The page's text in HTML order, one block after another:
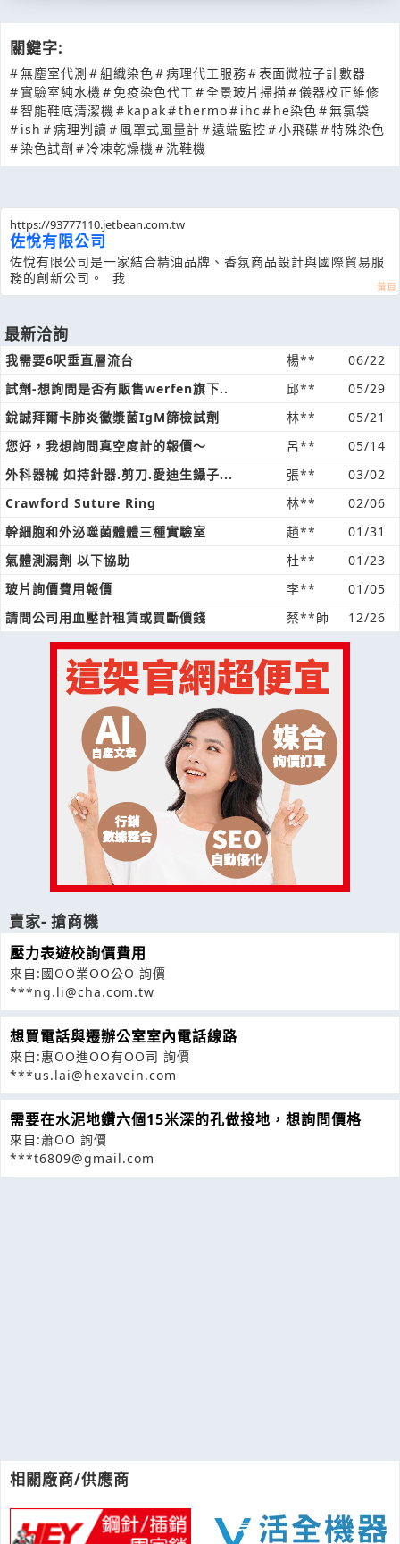
相關廠商/供應商
關鍵字:
#無塵室代測 #組織染色#病理代工服務#表面微粒子計數器
#實驗室純水機#免疫染色代工 #全景玻片掃描#儀器校正維修
#智能鞋底清潔機# kapak#thermo# ihc # he染色#無氯袋
# ish #病理判讀# 風罩式風量計#遠端監控#小飛碟#特殊染色
#染色試劑 # 冷凍乾燥機# 洗鞋機
https://93777110.jetbean.com.tw
佐悅有限公司
佐悅有限公司是一家結合精油品牌、香氛商品設計與國際貿易服
務的創新公司。 我
最新洽詢
我需要6呎垂直層流台 楊**
06/22
試劑-想詢問是否有販售werfen旗下..
邱**
05/29
銳誠拜爾卡肺炎黴漿菌IgM篩檢試劑
林**
05/21
您好，我想詢問真空度計的報價～
呂**
05/14
外科器械 如持針器.剪刀.愛迪生鑷子...
張**
03/02
Crawford Suture Ring
林**
02/06
幹細胞和外泌噬菌體體三種實驗室
趙**
01/31
氣體測漏劑 以下協助
杜**
01/23
玻片詢價費用報價
李**
01/05
請問公司用血壓計租賃或買斷價錢
蔡**師 12/26
賣家- 搶商機
壓力表遊校詢價費用
來自:國OO業OO公O 詢價
***ng.li@cha.com.tw
想買電話與遷辦公室室內電話線路
來自:惠OO進OO有OO司 詢價
***us.lai@hexavein.com
需要在水泥地鑽六個15米深的孔做接地，想詢問價格
來自:蕭OO 詢價
***t6809@gmail.com